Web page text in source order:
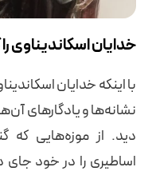
خدایان اسکاندیناوی
با اینکه خدایان
نشانه‌ها و یادگارهای
دید. از موزه‌هایی که
اساطیری را در خود جای